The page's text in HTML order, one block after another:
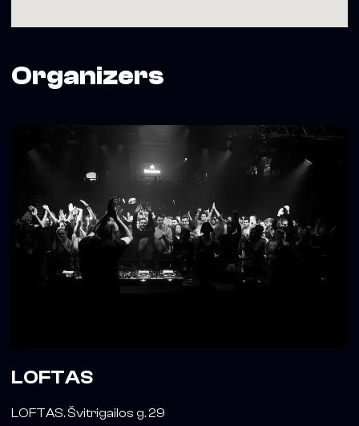
Organizers
LOFTAS
LOFTAS. Švitrigailos g. 29